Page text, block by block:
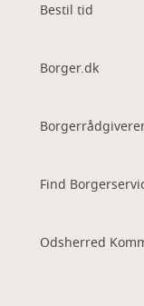
Bestil tid
Borger.dk
Find
Odsherred